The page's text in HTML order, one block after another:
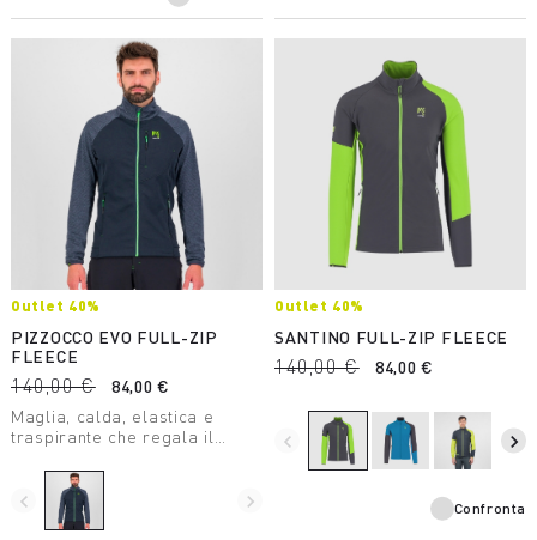
Outlet 40%
PIZZOCCO EVO FULL-ZIP
FLEECE
140,00 €
84,00 €
Maglia, calda, elastica e
traspirante che regala il
ogni situazione.
navigate_before navigate_next
Outlet 40%
SANTINO FULL-ZIP FLEECE
140,00 € 84,00 €
navigate_before navigate_next
Confronta